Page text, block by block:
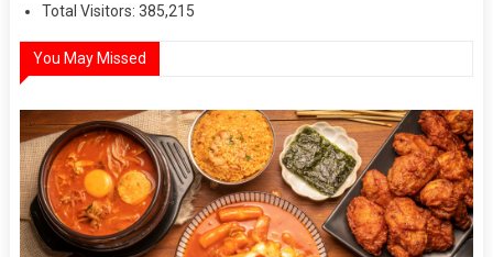
Total Visitors: 385,215
You May Missed